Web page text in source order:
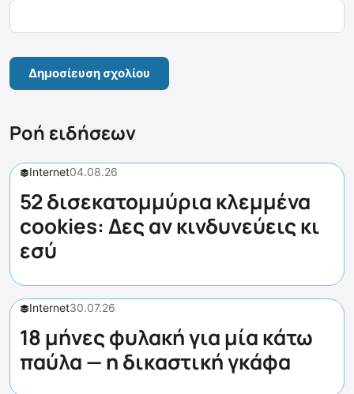
Ροή ειδήσεων
Internet04.08.26
52 δισεκατομμύρια κλεμμένα
cookies: Δες αν κινδυνεύεις κι
εσύ
Internet30.07.26
18 μήνες φυλακή για μία κάτω
παύλα — η δικαστική γκάφα